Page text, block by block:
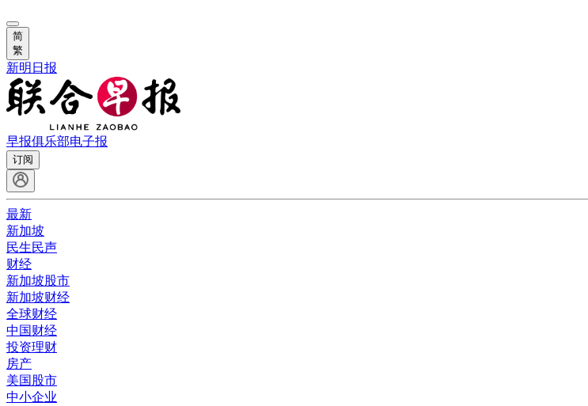
简
繁
新明日报
早报俱乐部电子报
订阅
最新
新加坡
民生民声
财经
新加坡股市
新加坡财经
全球财经
中国财经
投资理财
房产
美国股市
中小企业